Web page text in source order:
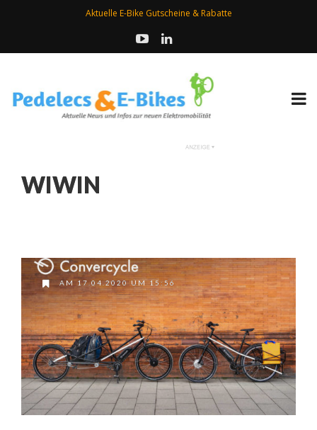
Aktuelle E-Bike Gutscheine & Rabatte
WIWIN
AM 17.04.2020 UM 15:56